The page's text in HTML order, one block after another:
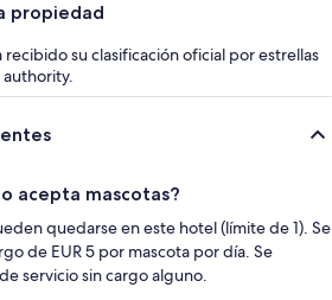
propiedad
su clasificación oficial por estrellas
acepta mascotas?
quedarse en este hotel (límite de 1). Se
de EUR 5 por mascota por día. Se
servicio sin cargo alguno.